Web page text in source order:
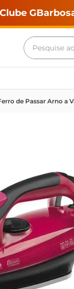
Pesquise
de Passar Arno a
Termos
frango
leite
vinho
leite pó